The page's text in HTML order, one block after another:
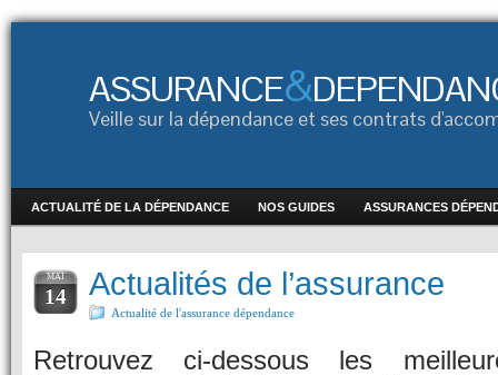
ASSURANCE&
Veille sur la dépendance et ses contrats
ACTUALITÉ DE LA DÉPENDANCE NOS GUIDES ASSURANCES
MAI
14 Actualités de l’assurance
Actualité de l'assurance dépendance
Retrouvez ci-dessous les